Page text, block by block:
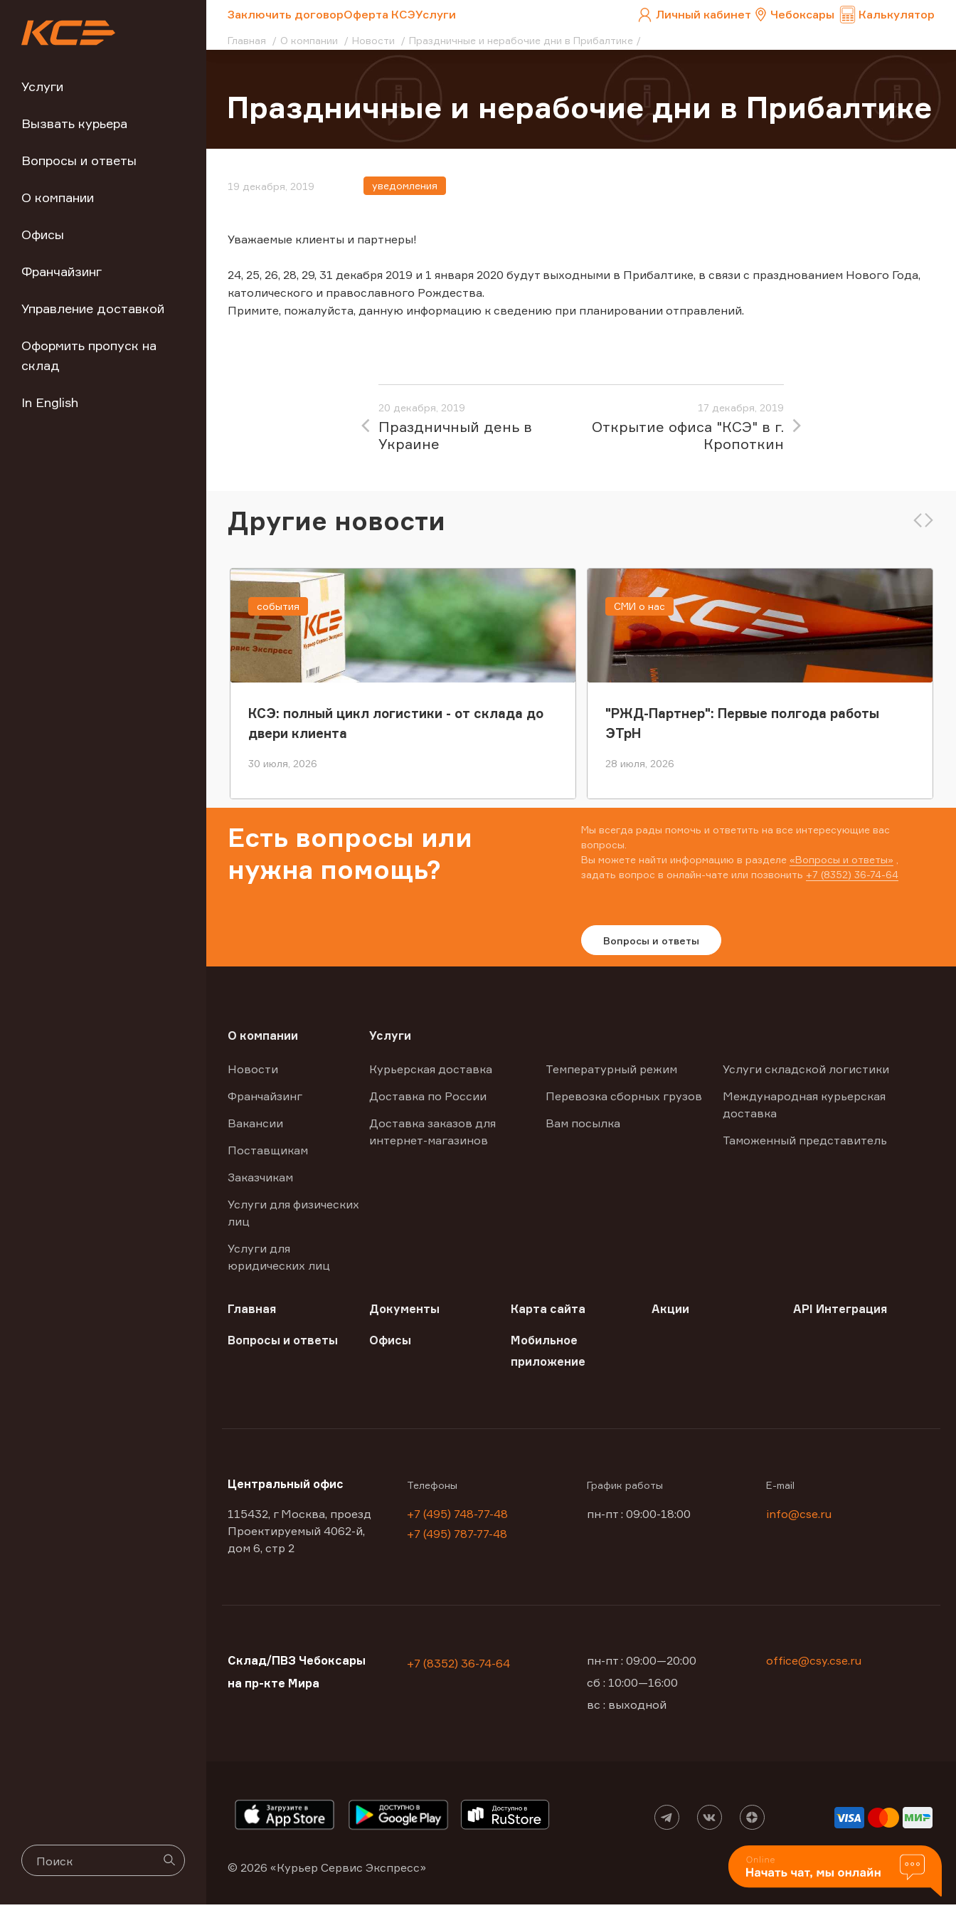
Услуги
Вызвать курьера
Вопросы и ответы
О компании
Офисы
Франчайзинг
Управление доставкой
Оформить пропуск на
склад
In English
Заключить договорОферта КСЭУслуги Личный кабинет Чебоксары Калькулятор
Главная О компании Новости Праздничные и нерабочие дни в Прибалтике
Праздничные и нерабочие дни в Прибалтике
19 декабря, 2019 уведомления
Уважаемые клиенты и партнеры!
24, 25, 26, 28, 29, 31 декабря 2019 и 1 января 2020 будут выходными в Прибалтике, в связи с празднованием Нового Года,
католического и православного Рождества.
Примите, пожалуйста, данную информацию к сведению при планировании отправлений.
20 декабря, 2019
Праздничный день в
Украине
17 декабря, 2019
Открытие офиса "КСЭ" в г.
Кропоткин
Другие новости
КСЭ: полный цикл логистики - от склада до
двери клиента
30 июля, 2026
события
"РЖД-Партнер": Первые полгода работы
ЭТрН
28 июля, 2026
СМИ о нас
Есть вопросы или
нужна помощь?
Мы всегда рады помочь и ответить на все интересующие вас
вопросы.
Вы можете найти информацию в разделе «Вопросы и ответы»
задать вопрос в онлайн-чате или позвонить +7 (8352) 36-74-64
Вопросы и ответы
О компании
Новости
Франчайзинг
Вакансии
Поставщикам
Заказчикам
Услуги для физических
лиц
Услуги для
юридических лиц
Услуги
Курьерская доставка
Доставка по России
Доставка заказов для
интернет-магазинов
Температурный режим
Перевозка сборных грузов
Вам посылка
Услуги складской логистики
Международная курьерская
доставка
Таможенный представитель
Главная Документы Карта сайта Акции API Интеграция
Вопросы и ответы Офисы
Мобильное
приложение
Центральный офис
115432, г Москва, проезд
Проектируемый 4062-й,
дом 6, стр 2
Телефоны
+7 (495) 748-77-48
+7 (495) 787-77-48
График работы
пн-пт : 09:00-18:00
E-mail
info@cse.ru
Склад/ПВЗ Чебоксары
на пр-кте Мира
+7 (8352) 36-74-64
пн-пт : 09:00—20:00
сб : 10:00—16:00
вс : выходной
office@csy.cse.ru
© 2026 «Курьер Сервис Экспресс»